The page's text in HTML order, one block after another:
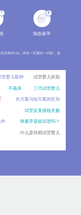
成功率差别大吗？
很多准备做人工授精的患者都会问，一个周期内到底能做几次操作？周期次数的常规范围、影响因素，同时分
成本比鲜胚高多少？
7 8
抽血验孕
试管(PGS)，并非一代更比一代好，这
管婴儿取卵 试管婴儿胚胎
不着床 三代试管婴儿
长方案与短方案的区别
试管反复移植失败
件 卵巢早衰能试管吗？
什么是供精试管婴儿